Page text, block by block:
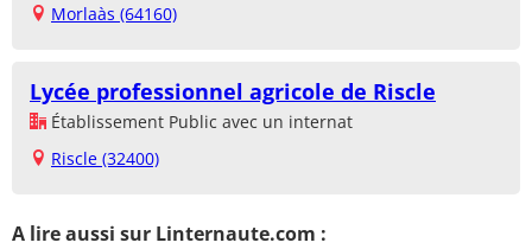
Morlaàs (64160)
Lycée professionnel agricole de Riscle
Établissement Public avec un internat
Riscle (32400)
A lire aussi sur Linternaute.com :